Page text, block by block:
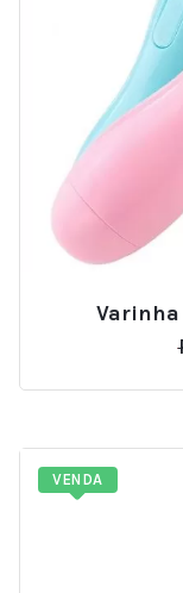
Varinha
VENDA